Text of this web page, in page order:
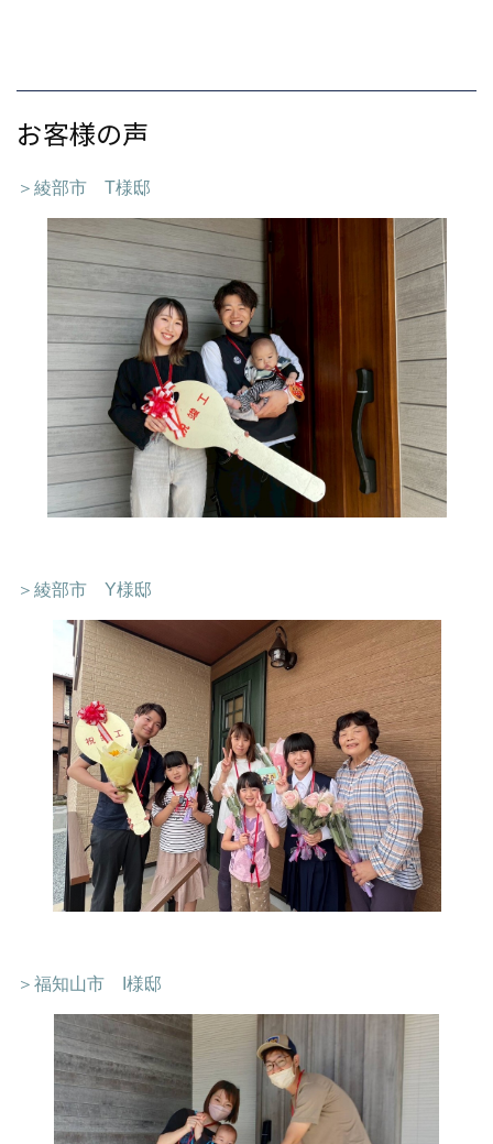
お客様の声
＞綾部市 T様邸
＞綾部市 Y様邸
＞福知山市 I様邸